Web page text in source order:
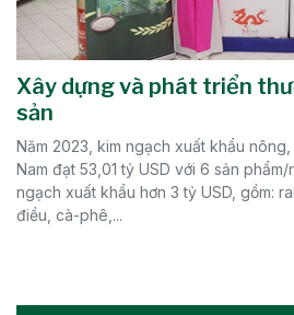
Xây dựng và phát triển
sản
Năm 2023, kim ngạch xuất khẩu
Nam đạt 53,01 tỷ USD với 6 sản
ngạch xuất khẩu hơn 3 tỷ USD, gồm:
điều, cà-phê,...